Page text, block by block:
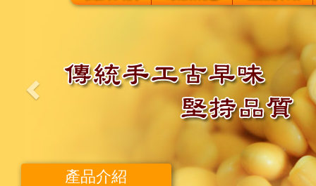
產品介紹